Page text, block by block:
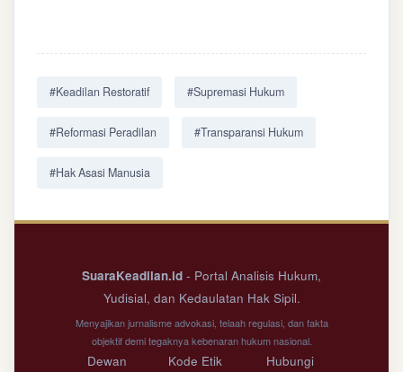
#Keadilan Restoratif #Supremasi Hukum
#Reformasi Peradilan #Transparansi Hukum
#Hak Asasi Manusia
SuaraKeadilan.id - Portal Analisis Hukum,
Yudisial, dan Kedaulatan Hak Sipil.
Menyajikan jurnalisme advokasi, telaah regulasi, dan fakta
objektif demi tegaknya kebenaran hukum nasional.
Dewan Kode Etik Hubungi